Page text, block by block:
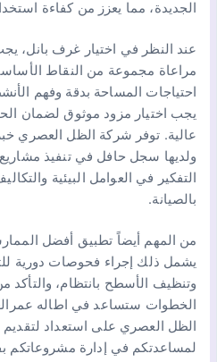
الجديدة، مما يعزز من كفاءة
عند النظر في اختيار غرف بانل،
مراعاة مجموعة من النقاط
احتياجات المساحة بدقة وفهم
يجب اختيار مزود موثوق لضمان
عالية. توفر شركة الظل العصري
ولديها سجل حافل في تنفيذ
التفكير في العوامل البيئية
بالصيانة.
من المهم أيضاً تطبيق أفضل
يشمل ذلك إجراء فحوصات دورية
وتنظيف الأسطح بانتظام، والتأكد
الخطوات ستساعد في اطاله
الظل العصري على استعداد لتقديم
لمساعدتكم في إدارة مشروعاتكم